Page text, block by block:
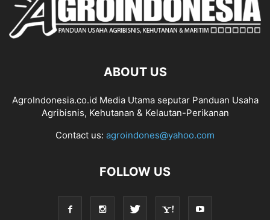
ABOUT US
AgroIndonesia.co.id Media Utama seputar Panduan Usaha
Agribisnis, Kehutanan & Kelautan-Perikanan
Contact us: agroindones@yahoo.com
FOLLOW US